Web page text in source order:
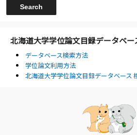
北海道大学学位論文目録データベー
データベース検索方法
学位論文利用方法
北海道大学学位論文目録データベース